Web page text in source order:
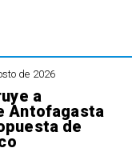
de 2026
a
Antofagasta
de